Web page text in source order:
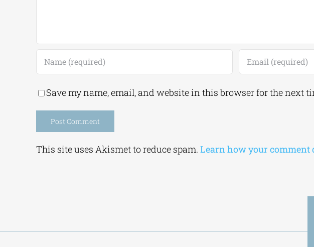
Save my name, email, and website in this browser for the next
This site uses Akismet to reduce spam. Learn how your comment